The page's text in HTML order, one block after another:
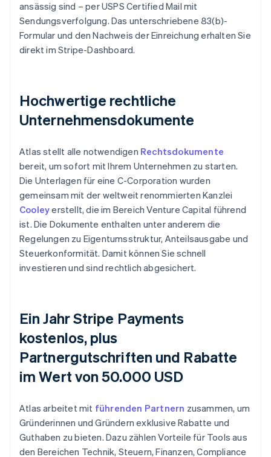
ansässig sind – per USPS Certified Mail mit
Sendungsverfolgung. Das unterschriebene 83(b)-
Formular und den Nachweis der Einreichung erhalten Sie
direkt im Stripe-Dashboard.
Hochwertige rechtliche
Unternehmensdokumente
Atlas stellt alle notwendigen Rechtsdokumente
bereit, um sofort mit Ihrem Unternehmen zu starten.
Die Unterlagen für eine C-Corporation wurden
gemeinsam mit der weltweit renommierten Kanzlei
Cooleyerstellt, die im Bereich Venture Capital führend
ist. Die Dokumente enthalten unter anderem die
Regelungen zu Eigentumsstruktur, Anteilsausgabe und
Steuerkonformität. Damit können Sie schnell
investieren und sind rechtlich abgesichert.
Ein Jahr Stripe Payments
kostenlos, plus
Partnergutschriften und Rabatte
im Wert von 50.000 USD
Atlas arbeitet mit führenden Partnern zusammen, um
Gründerinnen und Gründern exklusive Rabatte und
Guthaben zu bieten. Dazu zählen Vorteile für Tools aus
den Bereichen Technik, Steuern, Finanzen, Compliance